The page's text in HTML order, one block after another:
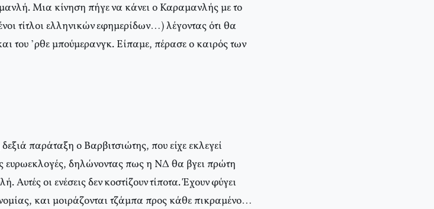
Μια κίνηση πήγε να κάνει ο Καραμανλής με το
τίτλοι ελληνικών εφημερίδων…) λέγοντας ότι θα
του ’ρθε μπούμερανγκ. Είπαμε, πέρασε ο καιρός των
παράταξη ο Βαρβιτσιώτης, που είχε εκλεγεί
ευρωεκλογές, δηλώνοντας πως η ΝΔ θα βγει πρώτη
Αυτές οι ενέσεις δεν κοστίζουν τίποτα. Έχουν φύγει
και μοιράζονται τζάμπα προς κάθε πικραμένο…